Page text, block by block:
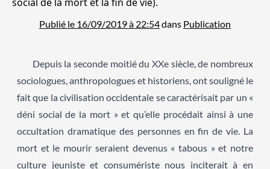
Publié le 16/09/2019 à 22:54dans Publication
Depuis la seconde moitié du XXe siècle, de nombreux
sociologues, anthropologues et historiens, ont souligné le
fait que la civilisation occidentale se caractérisait par un «
déni social de la mort » et qu’elle procédait ainsi à une
occultation dramatique des personnes en fin de vie. La
mort et le mourir seraient devenus « tabous » et notre
culture jeuniste et consumériste nous inciterait à en